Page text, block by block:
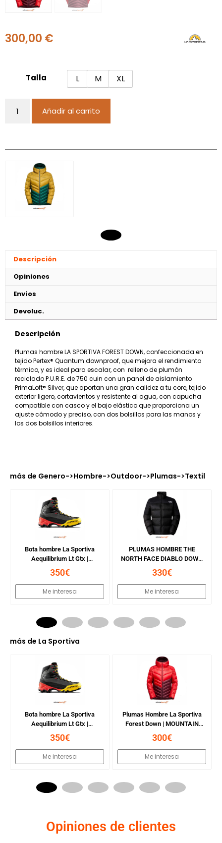
300,00 €
Talla L M XL
Añadir al carrito
Descripción
Opiniones
Envíos
Devoluc.
Descripción
Plumas hombre LA SPORTIVA FOREST DOWN, confeccionada en
tejido Pertex® Quantum downproof, que mejora el rendimiento
térmico, y es ideal para escalar, con relleno de plumón
reciclado P.U.R.E. de 750 cuin con un panel de aislamiento
PrimaLoft® Silver, que aportan una gran calidez a tu core, tejido
exterior ligero, cortavientos y resistente al agua, con capucha
compatible con casco y el bajo elástico que proporciona un
ajuste cómodo y preciso, con dos bolsillos para las manos y
los dos bolsillos interiores.
más de Genero->Hombre->Outdoor->Plumas->Textil
Bota hombre La Sportiva
Aequilibrium Lt Gtx |
BLACK/YELLOW
350€
Me interesa
PLUMAS HOMBRE THE
NORTH FACE DIABLO DOWN
JACKET | TNF BLACK
HEATHER/TNF BLK
330€
Me interesa
más de La Sportiva
Bota hombre La Sportiva
Aequilibrium Lt Gtx |
BLACK/YELLOW
350€
Me interesa
Plumas Hombre La Sportiva
Forest Down | MOUNTAIN
RED/REDWOOD
300€
Me interesa
Opiniones de clientes